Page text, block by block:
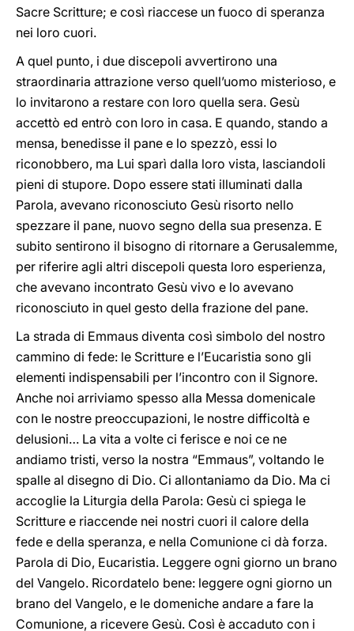
Sacre Scritture; e così riaccese un fuoco di speranza
nei loro cuori.
A quel punto, i due discepoli avvertirono una
straordinaria attrazione verso quell’uomo misterioso, e
lo invitarono a restare con loro quella sera. Gesù
accettò ed entrò con loro in casa. E quando, stando a
mensa, benedisse il pane e lo spezzò, essi lo
riconobbero, ma Lui sparì dalla loro vista, lasciandoli
pieni di stupore. Dopo essere stati illuminati dalla
Parola, avevano riconosciuto Gesù risorto nello
spezzare il pane, nuovo segno della sua presenza. E
subito sentirono il bisogno di ritornare a Gerusalemme,
per riferire agli altri discepoli questa loro esperienza,
che avevano incontrato Gesù vivo e lo avevano
riconosciuto in quel gesto della frazione del pane.
La strada di Emmaus diventa così simbolo del nostro
cammino di fede: le Scritture e l’Eucaristia sono gli
elementi indispensabili per l’incontro con il Signore.
Anche noi arriviamo spesso alla Messa domenicale
con le nostre preoccupazioni, le nostre difficoltà e
delusioni… La vita a volte ci ferisce e noi ce ne
andiamo tristi, verso la nostra “Emmaus”, voltando le
spalle al disegno di Dio. Ci allontaniamo da Dio. Ma ci
accoglie la Liturgia della Parola: Gesù ci spiega le
Scritture e riaccende nei nostri cuori il calore della
fede e della speranza, e nella Comunione ci dà forza.
Parola di Dio, Eucaristia. Leggere ogni giorno un brano
del Vangelo. Ricordatelo bene: leggere ogni giorno un
brano del Vangelo, e le domeniche andare a fare la
Comunione, a ricevere Gesù. Così è accaduto con i